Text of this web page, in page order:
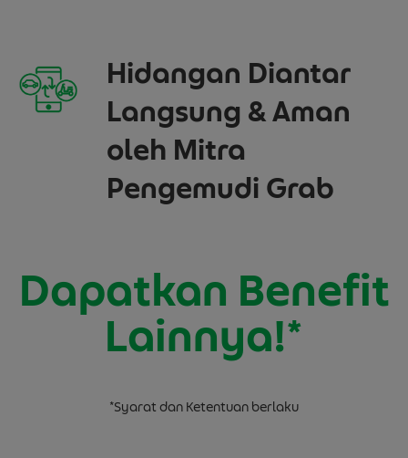
Hidangan Diantar
Langsung & Aman
oleh Mitra
Pengemudi Grab
Dapatkan Benefit
Lainnya!*
*Syarat dan Ketentuan berlaku